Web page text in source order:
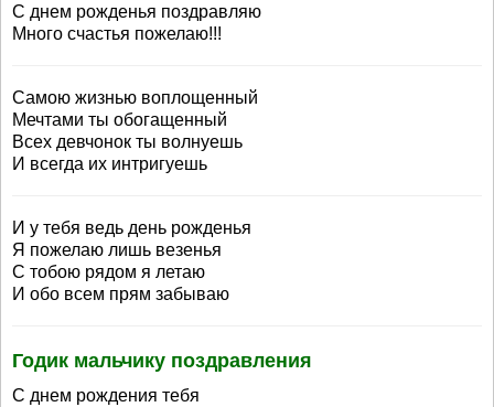
С днем рожденья поздравляю
Много счастья пожелаю!!!
Самою жизнью воплощенный
Мечтами ты обогащенный
Всех девчонок ты волнуешь
И всегда их интригуешь
И у тебя ведь день рожденья
Я пожелаю лишь везенья
С тобою рядом я летаю
И обо всем прям забываю
Годик мальчику поздравления
С днем рождения тебя